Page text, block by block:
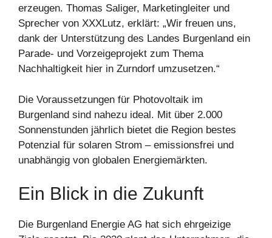
erzeugen. Thomas Saliger, Marketingleiter und
Sprecher von XXXLutz, erklärt: „Wir freuen uns,
dank der Unterstützung des Landes Burgenland ein
Parade- und Vorzeigeprojekt zum Thema
Nachhaltigkeit hier in Zurndorf umzusetzen.“
Die Voraussetzungen für Photovoltaik im
Burgenland sind nahezu ideal. Mit über 2.000
Sonnenstunden jährlich bietet die Region bestes
Potenzial für solaren Strom – emissionsfrei und
unabhängig von globalen Energiemärkten.
Ein Blick in die Zukunft
Die Burgenland Energie AG hat sich ehrgeizige